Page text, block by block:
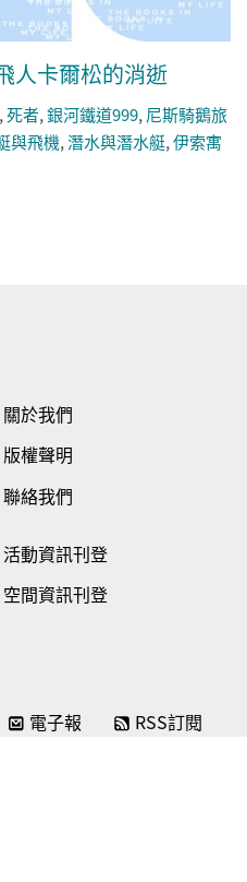
人卡爾松的消逝
,死者,銀河鐵道999,尼斯騎鵝旅
與飛機,潛水與潛水艇,伊索寓
關於我們
版權聲明
聯絡我們
活動資訊刊登
空間資訊刊登
電子報 RSS訂閱